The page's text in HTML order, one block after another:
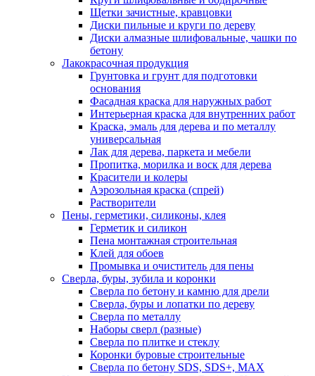
Щетки зачистные, кравцовки
Диски пильные и круги по дереву
Диски алмазные шлифовальные, чашки по
бетону
Лакокрасочная продукция
Грунтовка и грунт для подготовки
основания
Фасадная краска для наружных работ
Интерьерная краска для внутренних работ
Краска, эмаль для дерева и по металлу
универсальная
Лак для дерева, паркета и мебели
Пропитка, морилка и воск для дерева
Красители и колеры
Аэрозольная краска (спрей)
Растворители
Пены, герметики, силиконы, клея
Герметик и силикон
Пена монтажная строительная
Клей для обоев
Промывка и очиститель для пены
Сверла, буры, зубила и коронки
Сверла по бетону и камню для дрели
Сверла, буры и лопатки по дереву
Сверла по металлу
Наборы сверл (разные)
Сверла по плитке и стеклу
Коронки буровые строительные
Сверла по бетону SDS, SDS+, MAX